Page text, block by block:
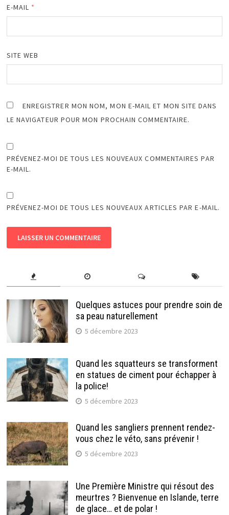
E-MAIL *
SITE WEB
ENREGISTRER MON NOM, MON E-MAIL ET MON SITE DANS
LE NAVIGATEUR POUR MON PROCHAIN COMMENTAIRE.
PRÉVENEZ-MOI DE TOUS LES NOUVEAUX COMMENTAIRES PAR
E-MAIL.
PRÉVENEZ-MOI DE TOUS LES NOUVEAUX ARTICLES PAR E-MAIL.
Quelques astuces pour prendre soin de
sa peau naturellement
5 décembre 2023
Quand les squatteurs se transforment
en statues de ciment pour échapper à
la police!
5 décembre 2023
Quand les sangliers prennent rendez-
vous chez le véto, sans prévenir !
5 décembre 2023
Une Première Ministre qui résout des
meurtres ? Bienvenue en Islande, terre
de glace… et de polar !